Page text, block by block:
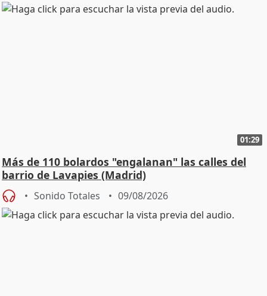
01:29
Más de 110 bolardos "engalanan" las calles del
barrio de Lavapies (Madrid)
Sonido Totales 09/08/2026